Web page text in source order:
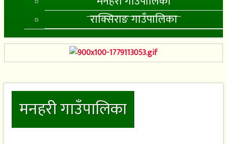
राक्सिराङ गाउँपालिका
मनहरी गाउँपालिका